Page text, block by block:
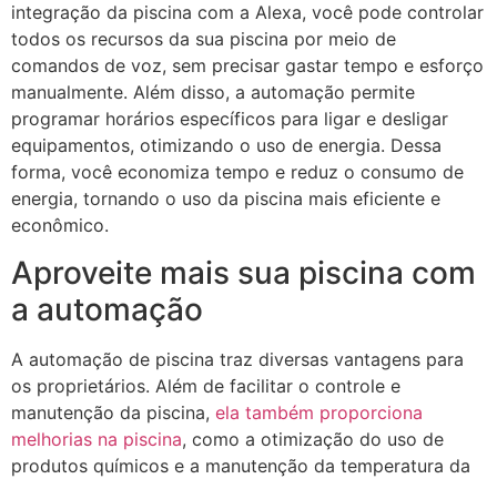
integração da piscina com a Alexa, você pode controlar
todos os recursos da sua piscina por meio de
comandos de voz, sem precisar gastar tempo e esforço
manualmente. Além disso, a automação permite
programar horários específicos para ligar e desligar
equipamentos, otimizando o uso de energia. Dessa
forma, você economiza tempo e reduz o consumo de
energia, tornando o uso da piscina mais eficiente e
econômico.
Aproveite mais sua piscina com
a automação
A automação de piscina traz diversas vantagens para
os proprietários. Além de facilitar o controle e
manutenção da piscina, ela também proporciona
melhorias na piscina, como a otimização do uso de
produtos químicos e a manutenção da temperatura da